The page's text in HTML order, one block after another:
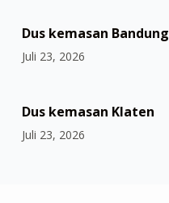
Dus kemasan Bandung
Juli 23, 2026
Dus kemasan Klaten
Juli 23, 2026